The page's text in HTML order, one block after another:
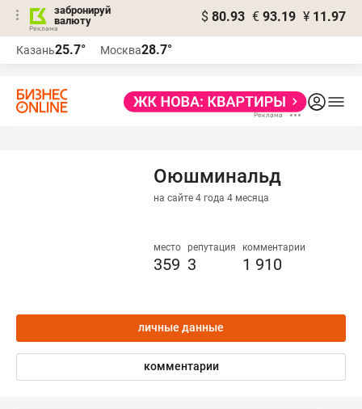
забронируй
валюту
$ 80.93 € 93.19 ¥ 11.97
Казань25.7° Москва28.7°
Оюшминальд
на сайте 4 года 4 месяца
место
359
репутация
3
комментарии
1 910
личные данные
комментарии